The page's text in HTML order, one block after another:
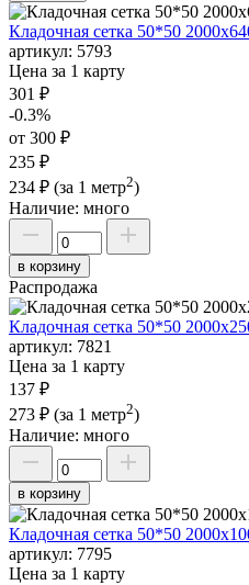
Кладочная сетка 50*50
артикул: 5793
Цена за 1 карту
301 ₽
-0.3%
от 300 ₽
235 ₽
234 ₽ (за 1 метр2)
Наличие: много
в корзину
Распродажа
Кладочная сетка 50*50
артикул: 7821
Цена за 1 карту
137 ₽
273 ₽ (за 1 метр2)
Наличие: много
в корзину
Кладочная сетка 50*50
артикул: 7795
Цена за 1 карту